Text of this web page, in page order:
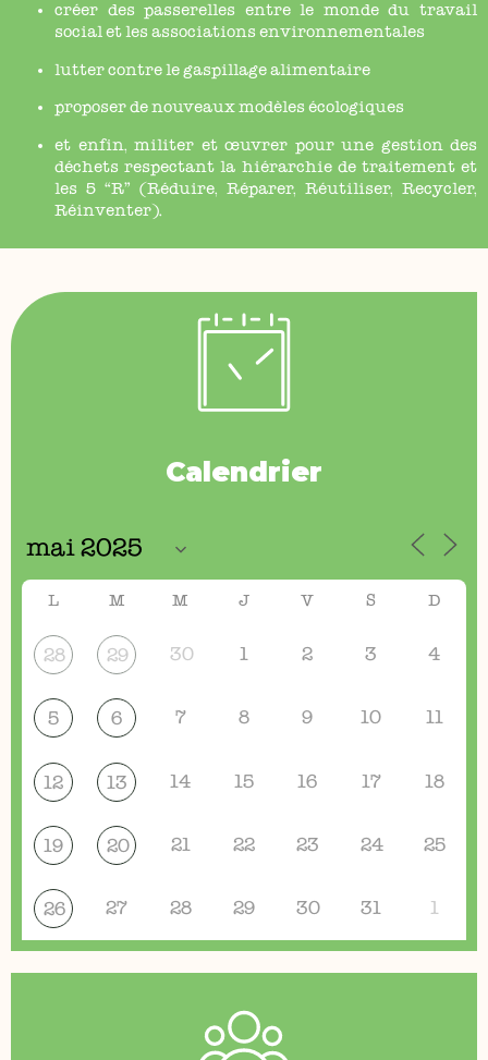
créer des passerelles entre le monde du travail
social et les associations environnementales
lutter contre le gaspillage alimentaire
proposer de nouveaux modèles écologiques
et enfin, militer et œuvrer pour une gestion des
déchets respectant la hiérarchie de traitement et
les 5 “R” (Réduire, Réparer, Réutiliser, Recycler,
Réinventer).
Calendrier
L M M J V S D
28 29 30 1 2 3 4
5 6 7 8 9 10 11
12 13 14 15 16 17 18
19 20 21 22 23 24 25
26 27 28 29 30 31 1